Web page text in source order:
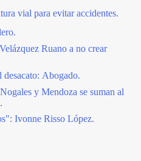
vial para evitar accidentes.
Ruano a no crear
Abogado.
y Mendoza se suman al
Ivonne Risso López.